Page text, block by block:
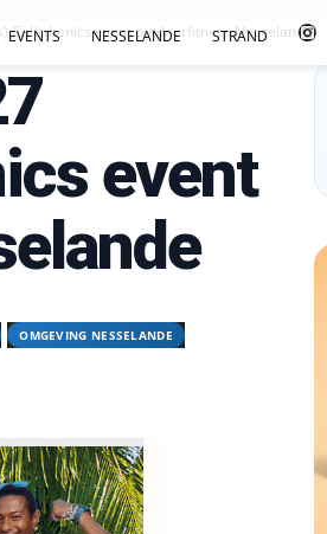
EVENTS NESSELANDE STRAND
Calisthenics event outdoorfitness Nesselande
event
OMGEVING NESSELANDE